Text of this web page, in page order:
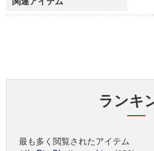
ランキ
最も多く閲覧されたアイテム